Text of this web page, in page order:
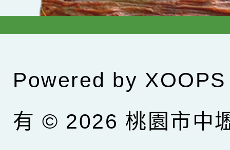
Powered by XOOPS
有 © 2026 桃園市中